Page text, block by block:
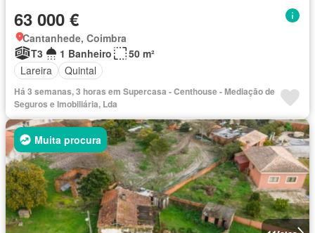
63 000 €
Cantanhede, Coimbra
T3
1 Banheiro
50 m²
Lareira
Quintal
Há 3 semanas, 3 horas em Supercasa - Centhouse - Mediação de
Seguros e Imobiliária, Lda
Muita procura